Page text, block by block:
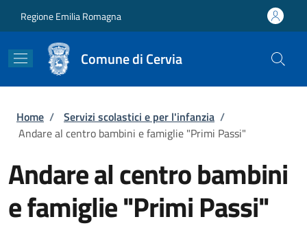
Regione Emilia Romagna
Comune di Cervia
Briciole di pane
Home / Servizi scolastici e per l'infanzia /
Andare al centro bambini e famiglie "Primi Passi"
Andare al centro bambini
e famiglie "Primi Passi"